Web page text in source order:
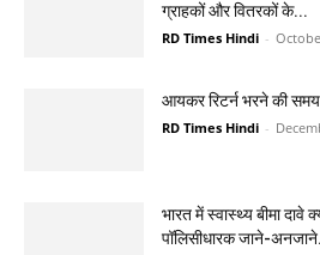
ग्राहकों और वितरकों के...
RD Times Hindi -
आयकर रिटर्न भरने की
RD Times Hindi -
भारत में स्वास्थ्य बीमा दावे
पॉलिसीधारक जाने-